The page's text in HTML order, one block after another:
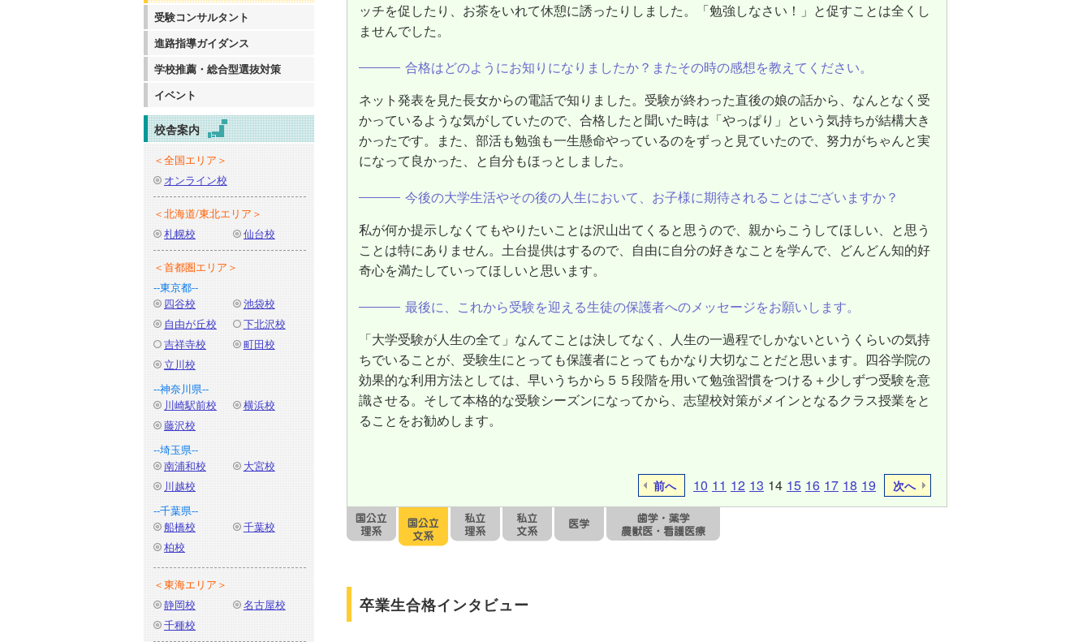
受験コンサルタント
進路指導ガイダンス
学校推薦・総合型選抜対策
イベント
校舎案内
＜全国エリア＞
オンライン校
＜北海道/東北エリア＞
札幌校
仙台校
＜首都圏エリア＞
--東京都--
四谷校
池袋校
自由が丘校
下北沢校
吉祥寺校
町田校
立川校
--神奈川県--
川崎駅前校
横浜校
藤沢校
--埼玉県--
南浦和校
大宮校
川越校
--千葉県--
船橋校
千葉校
柏校
＜東海エリア＞
静岡校
名古屋校
千種校
ッチを促したり、お茶をいれて休憩に誘ったりしました。「勉強しなさい！」と促すことは全くし
ませんでした。
合格はどのようにお知りになりましたか？またその時の感想を教えてください。
ネット発表を見た長女からの電話で知りました。受験が終わった直後の娘の話から、なんとなく受
かっているような気がしていたので、合格したと聞いた時は「やっぱり」という気持ちが結構大き
かったです。また、部活も勉強も一生懸命やっているのをずっと見ていたので、努力がちゃんと実
になって良かった、と自分もほっとしました。
今後の大学生活やその後の人生において、お子様に期待されることはございますか？
私が何か提示しなくてもやりたいことは沢山出てくると思うので、親からこうしてほしい、と思う
ことは特にありません。土台提供はするので、自由に自分の好きなことを学んで、どんどん知的好
奇心を満たしていってほしいと思います。
最後に、これから受験を迎える生徒の保護者へのメッセージをお願いします。
「大学受験が人生の全て」なんてことは決してなく、人生の一過程でしかないというくらいの気持
ちでいることが、受験生にとっても保護者にとってもかなり大切なことだと思います。四谷学院の
効果的な利用方法としては、早いうちから５５段階を用いて勉強習慣をつける＋少しずつ受験を意
識させる。そして本格的な受験シーズンになってから、志望校対策がメインとなるクラス授業をと
ることをお勧めします。
前へ 10 11 12 13 14 15 16 17 18 19 次へ
卒業生合格インタビュー